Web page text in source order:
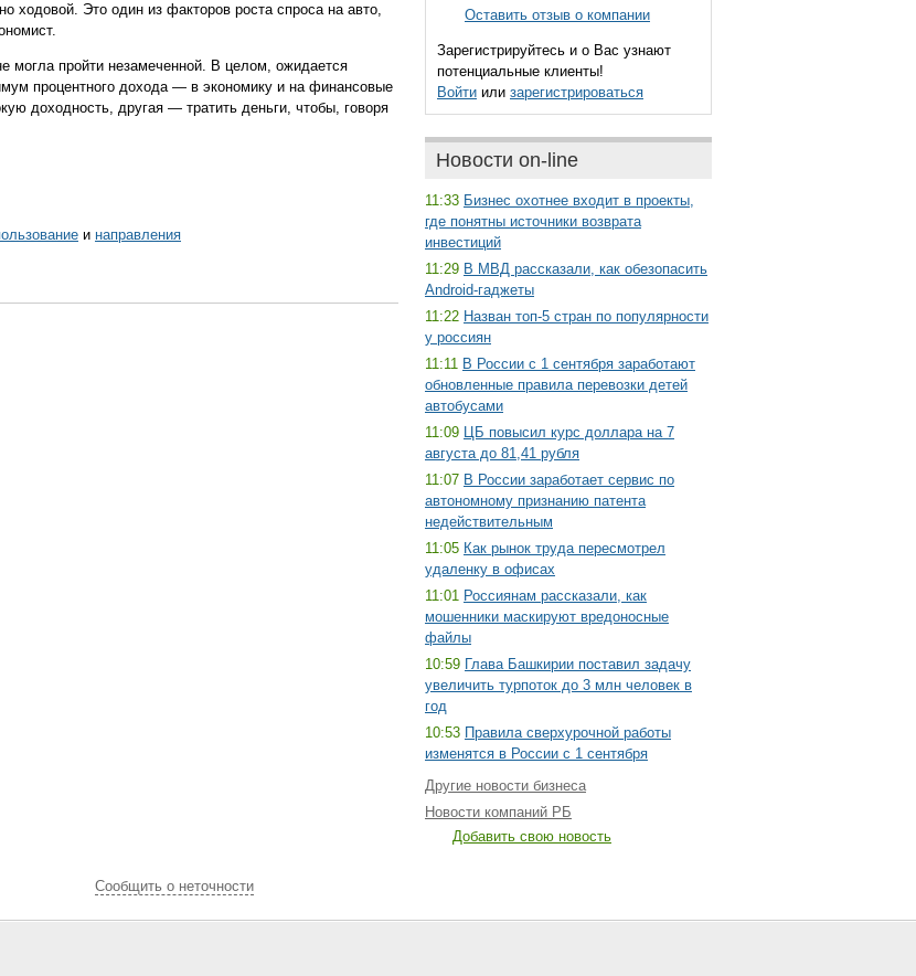
ходовой. Это один из факторов роста спроса на авто,
могла пройти незамеченной. В целом, ожидается
процентного дохода — в экономику и на финансовые
доходность, другая — тратить деньги, чтобы, говоря
и направления
Оставить отзыв о компании
Зарегистрируйтесь и о Вас узнают
потенциальные клиенты!
Войти или зарегистрироваться
Новости on-line
11:33 Бизнес охотнее входит в проекты,
где понятны источники возврата
инвестиций
11:29 В МВД рассказали, как обезопасить
Android-гаджеты
11:22 Назван топ-5 стран по популярности
у россиян
11:11 В России с 1 сентября заработают
обновленные правила перевозки детей
автобусами
11:09 ЦБ повысил курс доллара на 7
августа до 81,41 рубля
11:07 В России заработает сервис по
автономному признанию патента
недействительным
11:05 Как рынок труда пересмотрел
удаленку в офисах
11:01 Россиянам рассказали, как
мошенники маскируют вредоносные
файлы
10:59 Глава Башкирии поставил задачу
увеличить турпоток до 3 млн человек в
год
10:53 Правила сверхурочной работы
изменятся в России с 1 сентября
Другие новости бизнеса
Новости компаний РБ
Добавить свою новость
Cообщить о неточности